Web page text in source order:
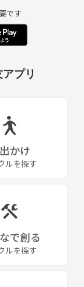
…
近は20代が多めに
す笑
る思慮深い方々も
、その他西伊豆に
な一泊キャンプ＆
ど開催するなど精
です
プリ
かけ
ルを探す
で創る
ルを探す